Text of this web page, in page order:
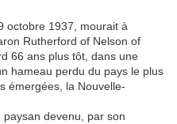
octobre 1937, mourait à
Rutherford of Nelson of
66 ans plus tôt, dans une
hameau perdu du pays le plus
émergées, la Nouvelle-
devenu, par son